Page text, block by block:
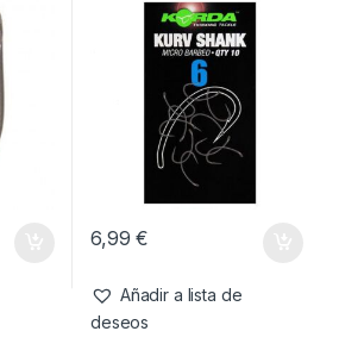
6,99€
Añadir a lista de
deseos